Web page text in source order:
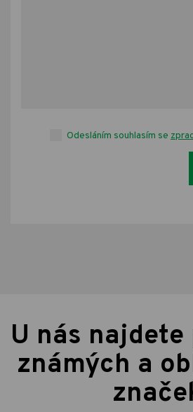
Odesláním souhlasím se
U nás
známých a